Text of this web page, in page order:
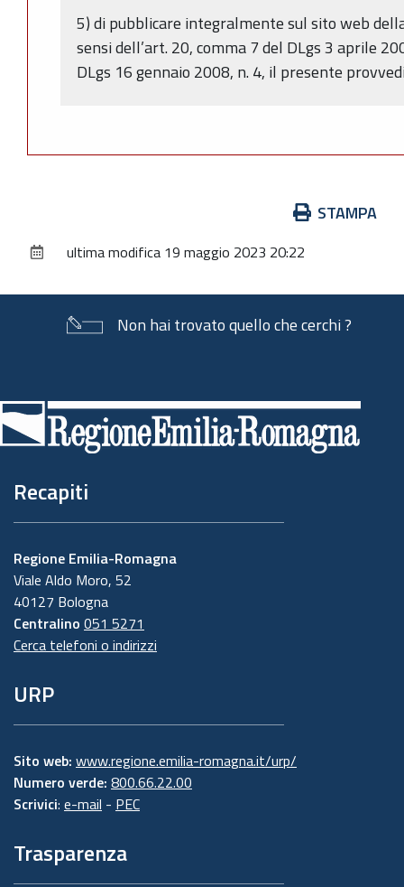
5) di pubblicare integralmente sul sito web
sensi dell’art. 20, comma 7 del DLgs 3 aprile
DLgs 16 gennaio 2008, n. 4, il presente
documento
STAMPA
ultima modifica 19 maggio 2023 20:22
Non hai trovato quello che cerchi ?
di
pagina
Recapiti
Regione Emilia-Romagna
Viale Aldo Moro, 52
40127 Bologna
Centralino 051 5271
Cerca telefoni o indirizzi
URP
Sito web: www.regione.emilia-romagna.it/urp/
Numero verde: 800.66.22.00
Scrivici: e-mail - PEC
Trasparenza